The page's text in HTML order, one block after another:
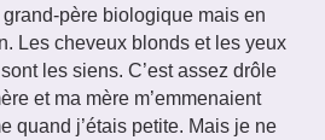
père biologique mais en
Les cheveux blonds et les yeux
les siens. C’est assez drôle
et ma mère m’emmenaient
quand j’étais petite. Mais je ne